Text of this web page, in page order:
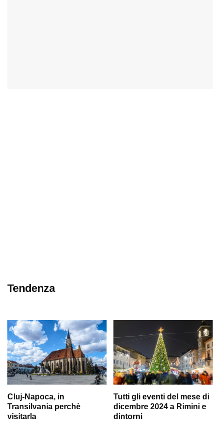
Tendenza
Cluj-Napoca, in
Transilvania perchè
visitarla
Tutti gli eventi del mese di
dicembre 2024 a Rimini e
dintorni